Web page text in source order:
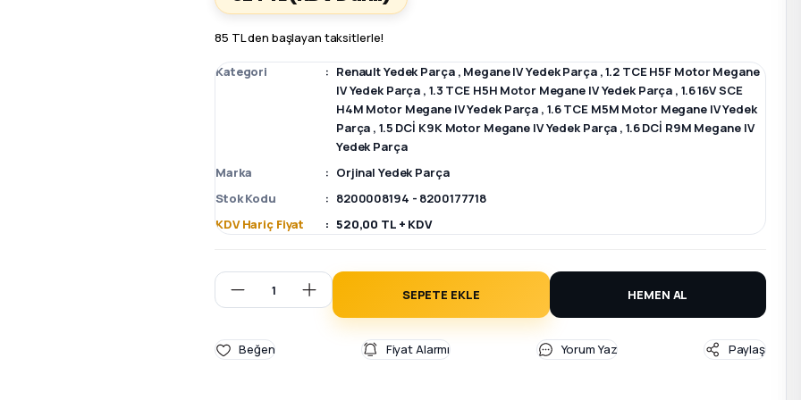
85 TL den başlayan taksitlerle!
Kategori Renault Yedek Parça , Megane IV Yedek Parça ,1.2 TCE H5F Motor Megane
IV Yedek Parça , 1.3 TCE H5H Motor Megane IV Yedek Parça , 1.6 16V SCE
H4M Motor Megane IV Yedek Parça , 1.6 TCE M5M Motor Megane IV Yedek
Parça , 1.5 DCİ K9K Motor Megane IV Yedek Parça , 1.6 DCİ R9M Megane IV
Yedek Parça
Marka
Orjinal Yedek Parça
Stok Kodu
8200008194 - 8200177718
KDV Hariç Fiyat
520,00 TL + KDV
SEPETE EKLE HEMEN AL
Fiyat Alarmı Yorum Yaz Paylaş